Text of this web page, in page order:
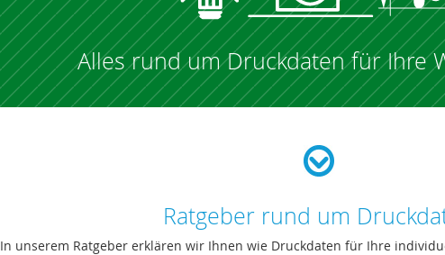
Alles rund um Druckdaten für Ihre
Ratgeber rund um
In unserem Ratgeber erklären wir Ihnen wie Druckdaten für Ihre